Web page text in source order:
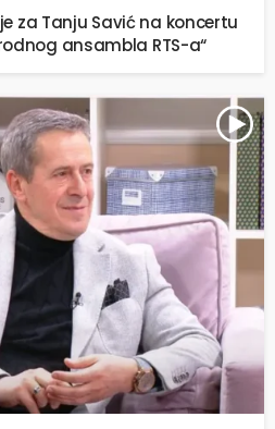
za Tanju Savić na koncertu
ansambla RTS-a“